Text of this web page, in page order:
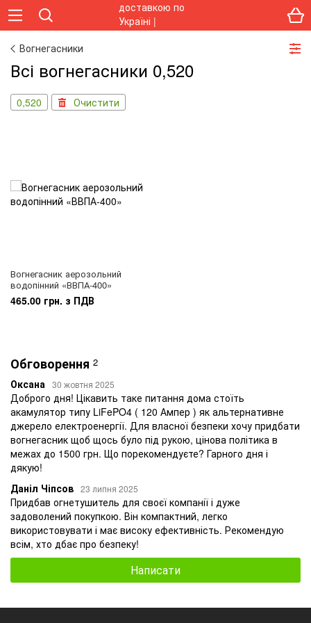
Вогнегасники
Всі вогнегасники 0,520
0,520 Очистити
Вогнегасник аерозольний
водопінний «ВВПА-400»
465.00 грн. з ПДВ
Обговорення 2
Оксана 30 жовтня 2025
Доброго дня! Цікавить таке питання дома стоїть
акамулятор типу LiFePO4 ( 120 Ампер ) як альтернативне
джерело електроенергії. Для власної безпеки хочу придбати
вогнегасник щоб щось було під рукою, цінова політика в
межах до 1500 грн. Що порекомендуєте? Гарного дня і
дякую!
Даніл Чіпсов 23 липня 2025
Придбав огнетушитель для своєї компанії і дуже
задоволений покупкою. Він компактний, легко
використовувати і має високу ефективність. Рекомендую
всім, хто дбає про безпеку!
Написати